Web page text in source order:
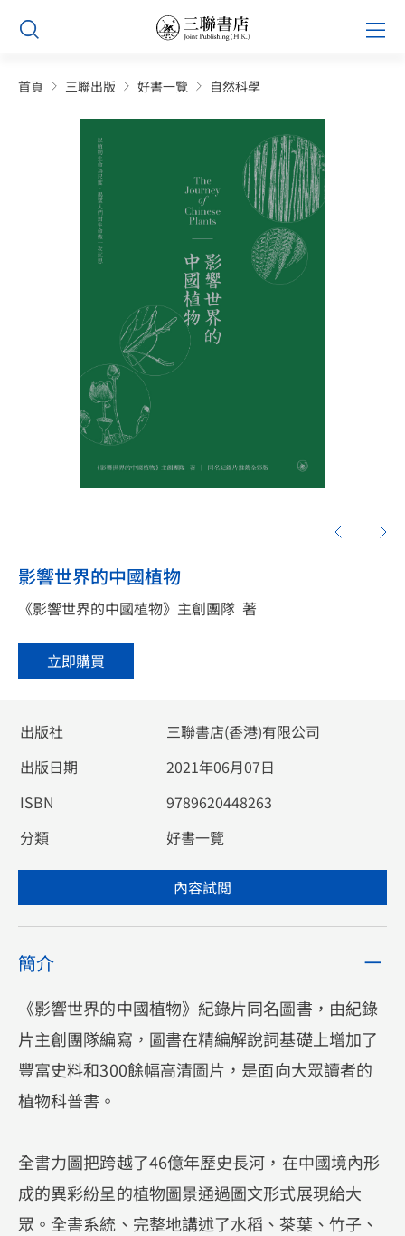
Skip
content
首頁 三聯出版 好書一覽 自然科學
影響世界的中國植物
《影響世界的中國植物》主創團隊 著
立即購買
出版社
三聯書店(香港)有限公司
出版日期
2021年06月07日
ISBN
9789620448263
分類
好書一覽
內容試閲
簡介
《影響世界的中國植物》紀錄片同名圖書，由紀錄
片主創團隊編寫，圖書在精編解說詞基礎上增加了
豐富史料和300餘幅高清圖片，是面向大眾讀者的
植物科普書。
全書力圖把跨越了46億年歷史長河，在中國境內形
成的異彩紛呈的植物圖景通過圖文形式展現給大
眾。全書系統、完整地講述了水稻、茶葉、竹子、